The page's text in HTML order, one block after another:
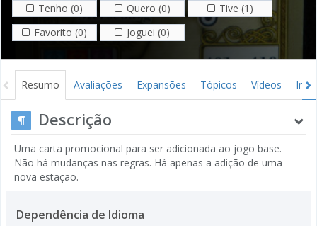
Tenho (0)
Quero (0)
Tive (1)
Favorito (0)
Joguei (0)
Resumo Avaliações Expansões Tópicos Vídeos
Descrição
Uma carta promocional para ser adicionada ao jogo base.
Não há mudanças nas regras. Há apenas a adição de uma
nova estação.
Dependência de Idioma